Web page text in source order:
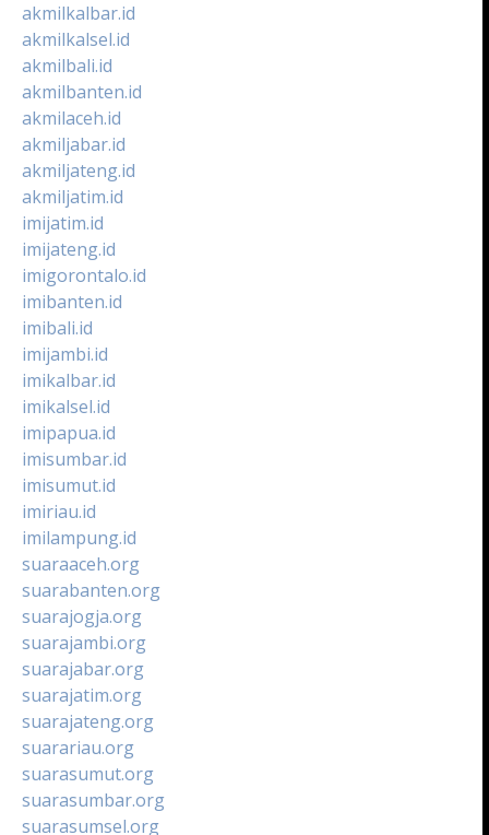
akmilkalbar.id
akmilkalsel.id
akmilbali.id
akmilbanten.id
akmilaceh.id
akmiljabar.id
akmiljateng.id
akmiljatim.id
imijatim.id
imijateng.id
imigorontalo.id
imibanten.id
imibali.id
imijambi.id
imikalbar.id
imikalsel.id
imipapua.id
imisumbar.id
imisumut.id
imiriau.id
imilampung.id
suaraaceh.org
suarabanten.org
suarajogja.org
suarajambi.org
suarajabar.org
suarajatim.org
suarajateng.org
suarariau.org
suarasumut.org
suarasumbar.org
suarasumsel.org